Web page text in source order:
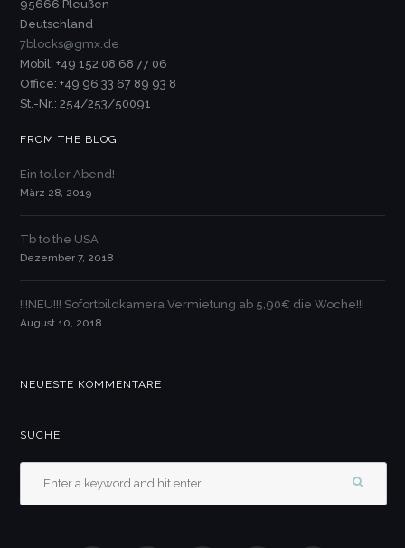
95666 Pleußen
Deutschland
7blocks@gmx.de
Mobil: +49 152 08 68 77 06
Office: +49 96 33 67 89 93 8
St.-Nr.: 254/253/50091
FROM THE BLOG
Ein toller Abend!
März 28, 2019
Tb to the USA
Dezember 7, 2018
!!!NEU!!! Sofortbildkamera Vermietung ab 5,90€ die Woche!!!
August 10, 2018
NEUESTE KOMMENTARE
SUCHE